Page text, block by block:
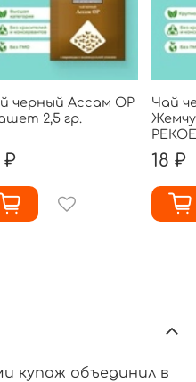
черный Ассам ОР
2,5 гр.
₽
Чай
18 ₽
купаж объединил в